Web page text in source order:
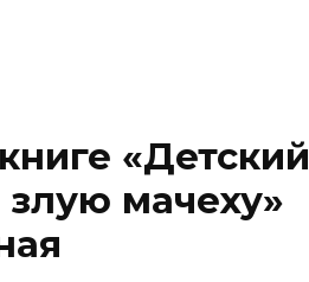
«Детский
мачеху»